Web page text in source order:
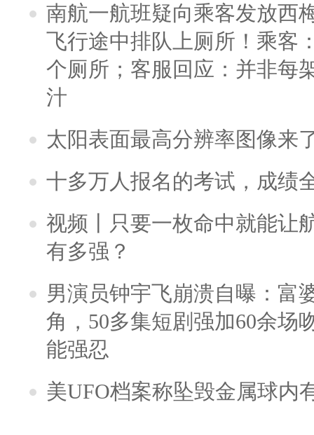
南航一航班疑向乘客发放西
飞行途中排队上厕所！乘客
个厕所；客服回应：并非每
汁
太阳表面最高分辨率图像来
十多万人报名的考试，成绩
视频丨只要一枚命中就能让
有多强？
男演员钟宇飞崩溃自曝：富
角，50多集短剧强加60余场
能强忍
美UFO档案称坠毁金属球内